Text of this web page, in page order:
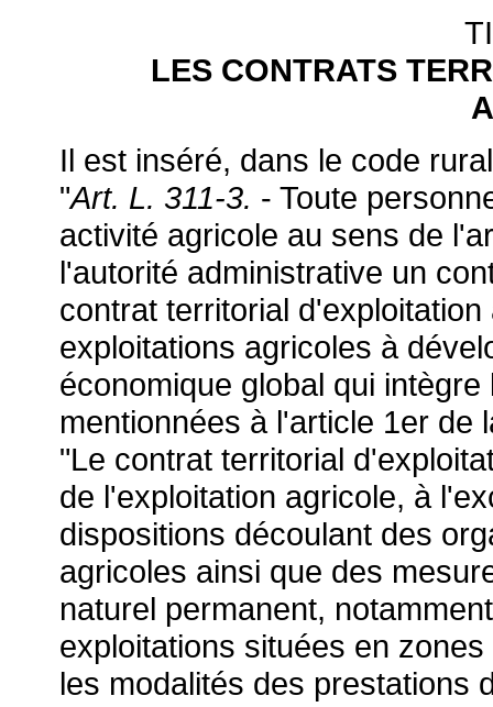
LES CONTRATS
Il est inséré, dans le code
"Art. L. 311-3. - Toute
activité agricole au sens de
l'autorité administrative un
contrat territorial
exploitations agricoles à
économique global qui
mentionnées à l'article 1er de
"Le contrat territorial
de l'exploitation agricole, à
dispositions découlant des
agricoles ainsi que des
naturel permanent,
exploitations situées en
les modalités des prestations